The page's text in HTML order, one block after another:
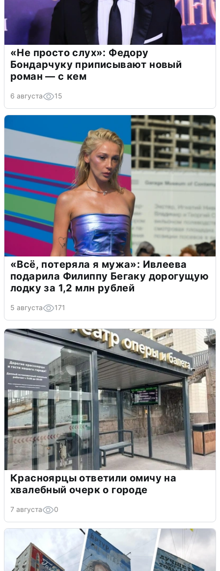
«Не просто слух»: Федору
Бондарчуку приписывают новый
роман — с кем
6 августа 15
«Всё, потеряла я мужа»: Ивлеева
подарила Филиппу Бегаку дорогущую
лодку за 1,2 млн рублей
5 августа 171
Красноярцы ответили омичу на
хвалебный очерк о городе
7 августа 0